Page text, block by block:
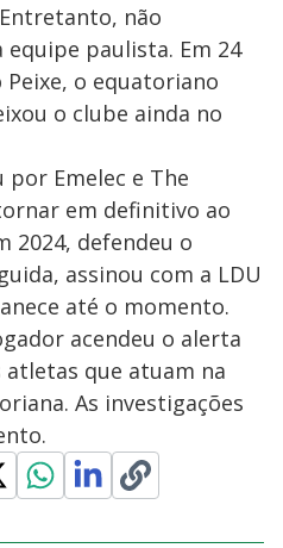
não
paulista. Em 24
Peixe, o equatoriano
o clube ainda no
Emelec e The
em definitivo ao
2024, defendeu o
assinou com a LDU
até o momento.
acendeu o alerta
atletas que atuam na
As investigações